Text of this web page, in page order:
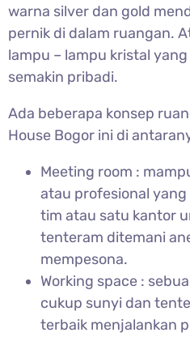
warna silver dan gold
pernik di dalam ruangan.
lampu – lampu kristal
semakin pribadi.
Ada beberapa konsep
House Bogor ini di
Meeting room :
atau profesional
tim atau satu kantor
tenteram ditemani
mempesona.
Working space :
cukup sunyi dan
terbaik menjalankan